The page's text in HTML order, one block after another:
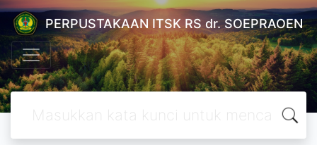
PERPUSTAKAAN ITSK RS dr. SOEPRAOEN